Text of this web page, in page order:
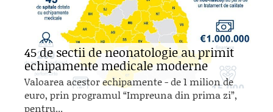
45 de sectii de neonatologie au primit
echipamente medicale moderne
Valoarea acestor echipamente - de 1 milion de
euro, prin programul “Impreuna din prima zi”,
pentru...